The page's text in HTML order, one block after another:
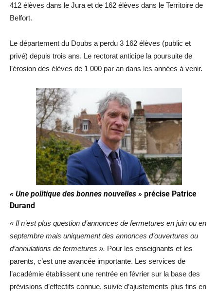
412 élèves dans le Jura et de 162 élèves dans le Territoire de
Belfort.
Le département du Doubs a perdu 3 162 élèves (public et
privé) depuis trois ans. Le rectorat anticipe la poursuite de
l’érosion des élèves de 1 000 par an dans les années à venir.
« Une politique des bonnes nouvelles » précise Patrice
Durand
« Il n’est plus question d’annonces de fermetures en juin ou en
septembre mais uniquement des annonces d’ouvertures ou
d’annulations de fermetures ». Pour les enseignants et les
parents, c’est une avancée importante. Les services de
l’académie établissent une rentrée en février sur la base des
prévisions d’effectifs connue, suivie d’ajustements plus fins en